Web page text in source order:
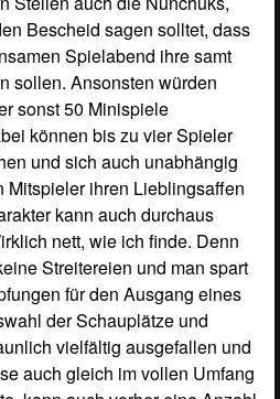
nacheinander absolviert
zusammengezählt werden,
ermittelt wird. Ganz und gar
gleichzeitig bei geteiltem
Oder ihr spielt nacheinander,
Ebenfalls unterschiedlich
benötigten Spieler. Wobei die
- menschliche Präsents
gesteuert wird, sodass ihr
euren Spaß daran haben
die vorher
genaustes zu studieren oder
absolviert zu haben, da
gleich ersichtlich ist. Hier mal
was euch so erwartet: